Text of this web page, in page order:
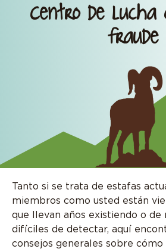
Centro de
fraude
Tanto si se trata de estafas
miembros como usted están
que llevan años existiendo o de
difíciles de detectar, aquí
consejos generales sobre